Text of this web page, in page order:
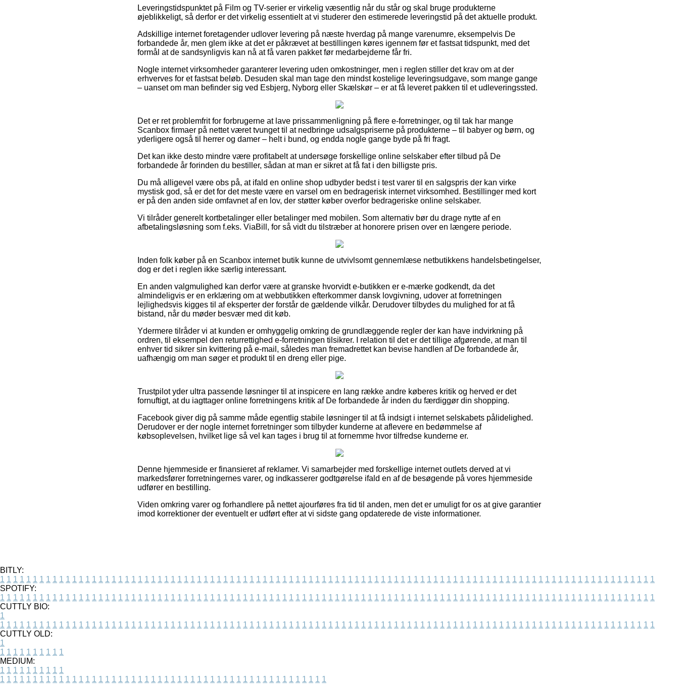
Leveringstidspunktet på Film og TV-serier er virkelig væsentlig når du står og skal bruge produkterne
øjeblikkeligt, så derfor er det virkelig essentielt at vi studerer den estimerede leveringstid på det aktuelle produkt.
Adskillige internet foretagender udlover levering på næste hverdag på mange varenumre, eksempelvis De
forbandede år, men glem ikke at det er påkrævet at bestillingen køres igennem før et fastsat tidspunkt, med det
formål at de sandsynligvis kan nå at få varen pakket før medarbejderne får fri.
Nogle internet virksomheder garanterer levering uden omkostninger, men i reglen stiller det krav om at der
erhverves for et fastsat beløb. Desuden skal man tage den mindst kostelige leveringsudgave, som mange gange
– uanset om man befinder sig ved Esbjerg, Nyborg eller Skælskør – er at få leveret pakken til et udleveringssted.
Det er ret problemfrit for forbrugerne at lave prissammenligning på flere e-forretninger, og til tak har mange
Scanbox firmaer på nettet været tvunget til at nedbringe udsalgspriserne på produkterne – til babyer og børn, og
yderligere også til herrer og damer – helt i bund, og endda nogle gange byde på fri fragt.
Det kan ikke desto mindre være profitabelt at undersøge forskellige online selskaber efter tilbud på De
forbandede år forinden du bestiller, sådan at man er sikret at få fat i den billigste pris.
Du må alligevel være obs på, at ifald en online shop udbyder bedst i test varer til en salgspris der kan virke
mystisk god, så er det for det meste være en varsel om en bedragerisk internet virksomhed. Bestillinger med kort
er på den anden side omfavnet af en lov, der støtter køber overfor bedrageriske online selskaber.
Vi tilråder generelt kortbetalinger eller betalinger med mobilen. Som alternativ bør du drage nytte af en
afbetalingsløsning som f.eks. ViaBill, for så vidt du tilstræber at honorere prisen over en længere periode.
Inden folk køber på en Scanbox internet butik kunne de utvivlsomt gennemlæse netbutikkens handelsbetingelser,
dog er det i reglen ikke særlig interessant.
En anden valgmulighed kan derfor være at granske hvorvidt e-butikken er e-mærke godkendt, da det
almindeligvis er en erklæring om at webbutikken efterkommer dansk lovgivning, udover at forretningen
lejlighedsvis kigges til af eksperter der forstår de gældende vilkår. Derudover tilbydes du mulighed for at få
bistand, når du møder besvær med dit køb.
Ydermere tilråder vi at kunden er omhyggelig omkring de grundlæggende regler der kan have indvirkning på
ordren, til eksempel den returrettighed e-forretningen tilsikrer. I relation til det er det tillige afgørende, at man til
enhver tid sikrer sin kvittering på e-mail, således man fremadrettet kan bevise handlen af De forbandede år,
uafhængig om man søger et produkt til en dreng eller pige.
Trustpilot yder ultra passende løsninger til at inspicere en lang række andre køberes kritik og herved er det
fornuftigt, at du iagttager online forretningens kritik af De forbandede år inden du færdiggør din shopping.
Facebook giver dig på samme måde egentlig stabile løsninger til at få indsigt i internet selskabets pålidelighed.
Derudover er der nogle internet forretninger som tilbyder kunderne at aflevere en bedømmelse af
købsoplevelsen, hvilket lige så vel kan tages i brug til at fornemme hvor tilfredse kunderne er.
Denne hjemmeside er finansieret af reklamer. Vi samarbejder med forskellige internet outlets derved at vi
markedsfører forretningernes varer, og indkasserer godtgørelse ifald en af de besøgende på vores hjemmeside
udfører en bestilling.
Viden omkring varer og forhandlere på nettet ajourføres fra tid til anden, men det er umuligt for os at give garantier
imod korrektioner der eventuelt er udført efter at vi sidste gang opdaterede de viste informationer.
BITLY:
1 1 1 1 1 1 1 1 1 1 1 1 1 1 1 1 1 1 1 1 1 1 1 1 1 1 1 1 1 1 1 1 1 1 1 1 1 1 1 1 1 1 1 1 1 1 1 1 1 1 1 1 1 1 1 1 1 1 1 1 1 1 1 1 1 1 1 1 1 1 1 1 1 1 1 1 1 1 1 1 1 1 1 1 1 1 1 1 1 1 1 1 1 1 1 1 1 1 1 1
SPOTIFY:
1 1 1 1 1 1 1 1 1 1 1 1 1 1 1 1 1 1 1 1 1 1 1 1 1 1 1 1 1 1 1 1 1 1 1 1 1 1 1 1 1 1 1 1 1 1 1 1 1 1 1 1 1 1 1 1 1 1 1 1 1 1 1 1 1 1 1 1 1 1 1 1 1 1 1 1 1 1 1 1 1 1 1 1 1 1 1 1 1 1 1 1 1 1 1 1 1 1 1 1
CUTTLY BIO:
1
1 1 1 1 1 1 1 1 1 1 1 1 1 1 1 1 1 1 1 1 1 1 1 1 1 1 1 1 1 1 1 1 1 1 1 1 1 1 1 1 1 1 1 1 1 1 1 1 1 1 1 1 1 1 1 1 1 1 1 1 1 1 1 1 1 1 1 1 1 1 1 1 1 1 1 1 1 1 1 1 1 1 1 1 1 1 1 1 1 1 1 1 1 1 1 1 1 1 1 1
CUTTLY OLD:
1
1 1 1 1 1 1 1 1 1 1
MEDIUM:
1 1 1 1 1 1 1 1 1 1
1 1 1 1 1 1 1 1 1 1 1 1 1 1 1 1 1 1 1 1 1 1 1 1 1 1 1 1 1 1 1 1 1 1 1 1 1 1 1 1 1 1 1 1 1 1 1 1 1 1